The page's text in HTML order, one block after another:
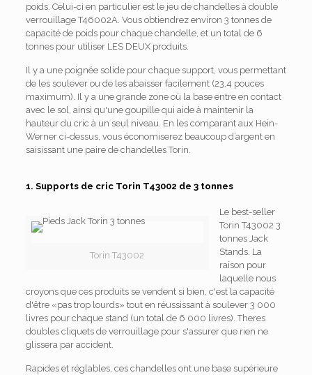
poids. Celui-ci en particulier est le jeu de chandelles à double
verrouillage T46002A. Vous obtiendrez environ 3 tonnes de
capacité de poids pour chaque chandelle, et un total de 6
tonnes pour utiliser LES DEUX produits.
Il y a une poignée solide pour chaque support, vous permettant
de les soulever ou de les abaisser facilement (23,4 pouces
maximum). Il y a une grande zone où la base entre en contact
avec le sol, ainsi qu'une goupille qui aide à maintenir la
hauteur du cric à un seul niveau. En les comparant aux Hein-
Werner ci-dessus, vous économiserez beaucoup d’argent en
saisissant une paire de chandelles Torin.
1. Supports de cric Torin T43002 de 3 tonnes
Torin T43002
Le best-seller
Torin T43002 3
tonnes Jack
Stands. La
raison pour
laquelle nous
croyons que ces produits se vendent si bien, c'est la capacité
d'être «pas trop lourds» tout en réussissant à soulever 3 000
livres pour chaque stand (un total de 6 000 livres). Theres
doubles cliquets de verrouillage pour s'assurer que rien ne
glissera par accident.
Rapides et réglables, ces chandelles ont une base supérieure